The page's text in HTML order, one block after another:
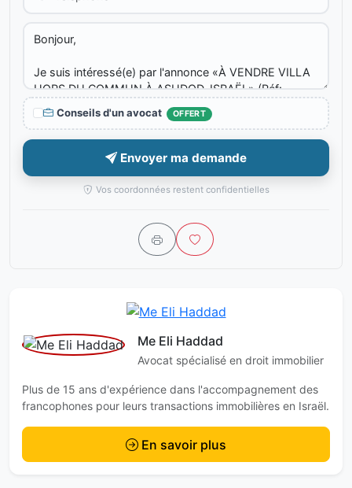
Conseils d'un avocat OFFERT
Envoyer ma demande
Vos coordonnées restent confidentielles
Me Eli Haddad
Avocat spécialisé en droit immobilier
Plus de 15 ans d'expérience dans l'accompagnement des
francophones pour leurs transactions immobilières en Israël.
En savoir plus